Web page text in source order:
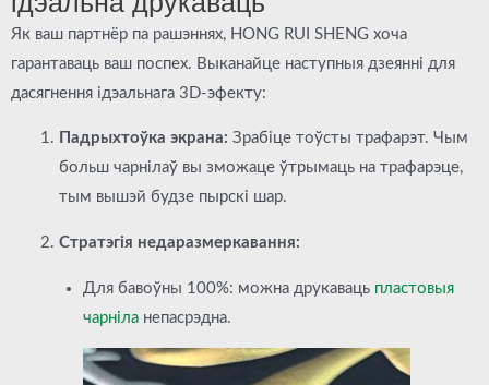
Як ваш партнёр па рашэннях, HONG RUI SHENG хоча
гарантаваць ваш поспех. Выканайце наступныя дзеянні для
дасягнення ідэальнага 3D-эфекту:
Падрыхтоўка экрана: Зрабіце тоўсты трафарэт. Чым
больш чарнілаў вы зможаце ўтрымаць на трафарэце,
тым вышэй будзе пырскі шар.
Стратэгія недаразмеркавання:
Для бавоўны 100%: можна друкаваць пластовыя
чарніланепасрэдна.